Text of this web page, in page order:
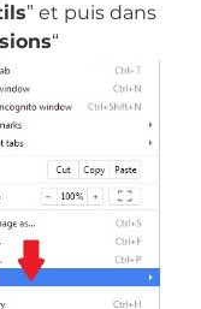
” et puis dans
“